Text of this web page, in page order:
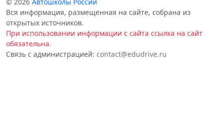
Вся информация, размещенная на сайте, собрана из
открытых источников.
При использовании информации с сайта ссылка на сайт
обязательна.
Связь с администрацией: contact@edudrive.ru